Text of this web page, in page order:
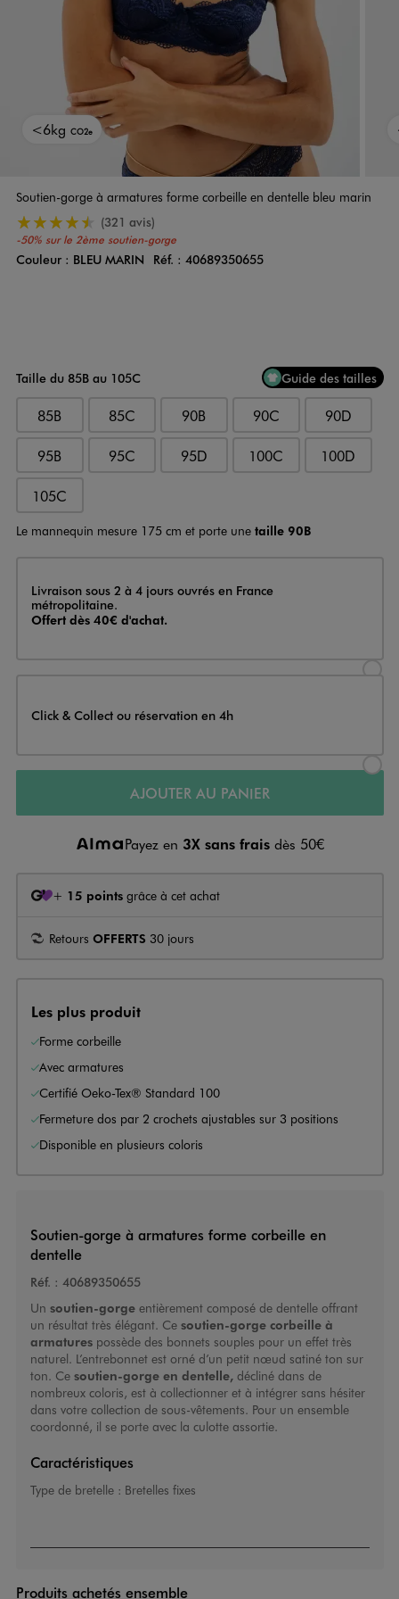
<6kg CO2e
Soutien-gorge à armatures forme corbeille en dentelle bleu marin
-50% sur le 2ème soutien-gorge
4.5/5 de moyenne
(321 avis)
Couleur
Couleur : BLEU MARIN Réf. : 40689350655
Taille du 85B au 105C Guide des tailles
85B 85C 90B 90C 90D
95B 95C 95D 100C 100D
105C
Le mannequin mesure 175 cm et porte une taille 90B
Livraison
Livraison sous 2 à 4 jours ouvrés en France
métropolitaine.
Offert dès 40€ d'achat.
Click & Collect ou réservation en 4h
AJOUTER AU PANIER
Payez en 3X sans frais dès 50€
+ 15 points grâce à cet achat
Retours OFFERTS 30 jours
Les plus produit
Forme corbeille
Avec armatures
Certifié Oeko-Tex® Standard 100
Fermeture dos par 2 crochets ajustables sur 3 positions
Disponible en plusieurs coloris
Soutien-gorge à armatures forme corbeille en
dentelle
Réf. : 40689350655
Un soutien-gorge entièrement composé de dentelle offrant
un résultat très élégant. Ce soutien-gorge corbeille à
armaturespossède des bonnets souples pour un effet très
naturel. L’entrebonnet est orné d’un petit nœud satiné ton sur
ton. Ce soutien-gorgeen dentelle,décliné dans de
nombreux coloris, est à collectionner et à intégrer sans hésiter
dans votre collection de sous-vêtements. Pour un ensemble
coordonné, il se porte avec la culotte assortie.
Caractéristiques
Type de bretelle : Bretelles fixes
Produits achetés ensemble